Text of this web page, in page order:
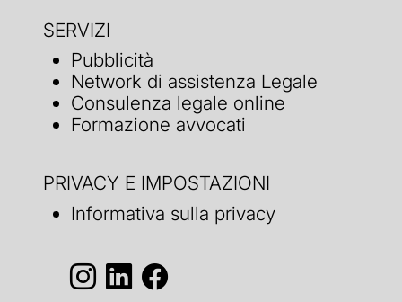
SERVIZI
Pubblicità
Network di assistenza Legale
Consulenza legale online
Formazione avvocati
PRIVACY E IMPOSTAZIONI
Informativa sulla privacy